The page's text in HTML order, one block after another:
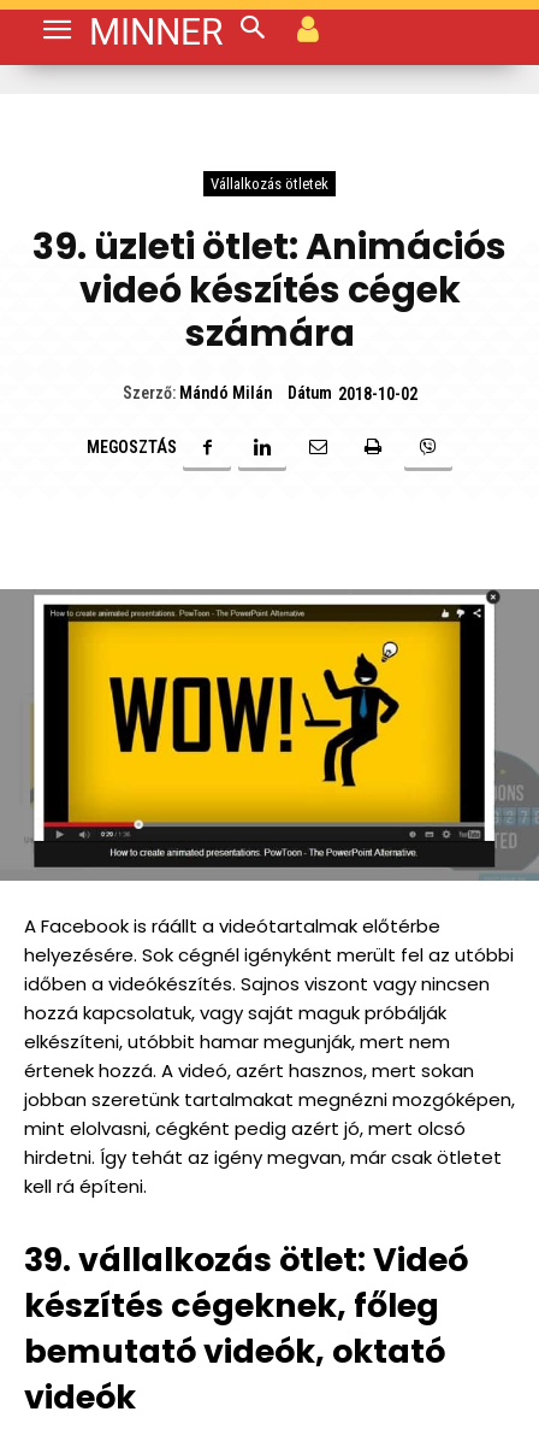
MINNER
Vállalkozás ötletek
39. üzleti ötlet: Animációs
videó készítés cégek
számára
Szerző: Mándó Milán Dátum 2018-10-02
MEGOSZTÁS
A Facebook is ráállt a videótartalmak előtérbe
helyezésére. Sok cégnél igényként merült fel az utóbbi
időben a videókészítés. Sajnos viszont vagy nincsen
hozzá kapcsolatuk, vagy saját maguk próbálják
elkészíteni, utóbbit hamar megunják, mert nem
értenek hozzá. A videó, azért hasznos, mert sokan
jobban szeretünk tartalmakat megnézni mozgóképen,
mint elolvasni, cégként pedig azért jó, mert olcsó
hirdetni. Így tehát az igény megvan, már csak ötletet
kell rá építeni.
39. vállalkozás ötlet: Videó
készítés cégeknek, főleg
bemutató videók, oktató
videók